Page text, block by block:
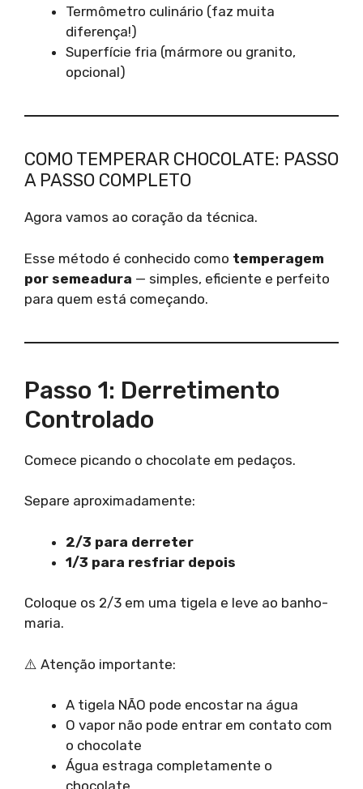
Termômetro culinário (faz muita
diferença!)
Superfície fria (mármore ou granito,
opcional)
COMO TEMPERAR CHOCOLATE: PASSO
A PASSO COMPLETO
Agora vamos ao coração da técnica.
Esse método é conhecido como temperagem
por semeadura — simples, eficiente e perfeito
para quem está começando.
Passo 1: Derretimento
Controlado
Comece picando o chocolate em pedaços.
Separe aproximadamente:
2/3 para derreter
1/3 para resfriar depois
Coloque os 2/3 em uma tigela e leve ao banho-
maria.
⚠️ Atenção importante:
A tigela NÃO pode encostar na água
O vapor não pode entrar em contato com
o chocolate
Água estraga completamente o
chocolate